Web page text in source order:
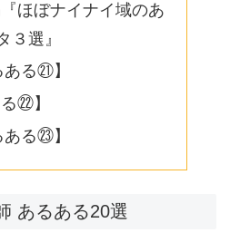
ほぼナイナイ域のあ
３選』
ある㉑】
㉒】
ある㉓】
あるある20選